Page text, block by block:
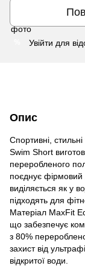
Увійти для
Опис
Спортивні,
Swim Short
переробленого
поєднує
виділяється як у
підходять для
Матеріал MaxFit
що забезпечує
з 80%
захист від
відкритої води.